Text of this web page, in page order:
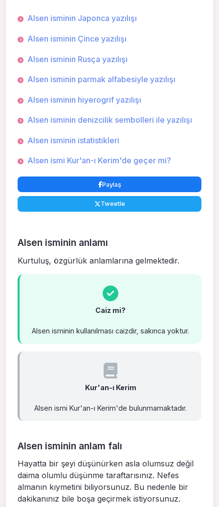
Alsen isminin Japonca yazılışı
Alsen isminin Çince yazılışı
Alsen isminin Rusça yazılışı
Alsen isminin parmak alfabesiyle yazılışı
Alsen isminin hiyerogrif yazılışı
Alsen isminin denizcilik sembolleri ile yazılışı
Alsen isminin istatistikleri
Alsen ismi Kur'an-ı Kerim'de geçer mi?
Paylaş
Tweetle
Alsen isminin anlamı
Kurtuluş, özgürlük anlamlarına gelmektedir.
Caiz mi?
Alsen isminin kullanılması caizdir, sakınca yoktur.
Kur'an-ı Kerim
Alsen ismi Kur'an-ı Kerim'de bulunmamaktadır.
Alsen isminin anlam falı
Hayatta bir şeyi düşünürken asla olumsuz değil
daima olumlu düşünme taraftarısınız. Nefes
almanın kıymetini biliyorsunuz. Bu nedenle bir
dakikanınız bile boşa geçirmek istiyorsunuz.